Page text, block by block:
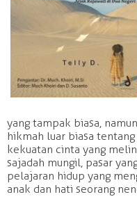
yang tampak biasa,
hikmah luar biasa
kekuatan cinta yang
sajadah mungil, pasar
pelajaran hidup yang
anak dan hati seorang